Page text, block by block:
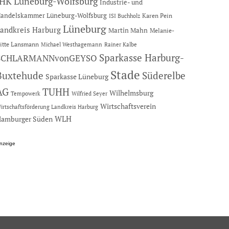
Industrie- und
Lüneburg-Wolfsburg ISI Buchholz Karen Pein
Harburg Lüneburg Martin Mahn Melanie-
Lansmann Michael Westhagemann Rainer Kalbe
Sparkasse Harburg-
Sparkasse Lüneburg Stade Süderelbe
Tempowerk TUHH Wilfried Seyer Wilhelmsburg
Landkreis Harburg Wirtschaftsverein
Süden WLH